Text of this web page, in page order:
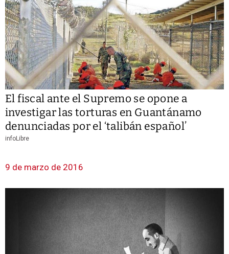
El fiscal ante el Supremo se opone a
investigar las torturas en Guantánamo
denunciadas por el ‘talibán español’
infoLibre
9 de marzo de 2016